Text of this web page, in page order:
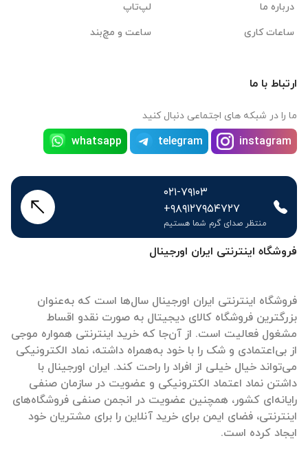
فروشگاه اینترنتی ایران اورجینال
فروشگاه اینترنتی ایران اورجینال سال‌ها است که به‌عنوان
بزرگترین فروشگاه کالای دیجیتال به صورت نقدو اقساط
مشغول فعالیت است. از آن‌جا که خرید اینترنتی همواره موجی
از بی‌اعتمادی و شک را با خود به‌همراه داشته، نماد الکترونیکی
می‌تواند خیال خیلی از افراد را راحت کند. ایران اورجینال با
داشتن نماد اعتماد الکترونیکی و عضویت در سازمان صنفی
رایانه‌ای کشور، همچنین عضویت در انجمن صنفی فروشگاه‌های
اینترنتی، فضای ایمن برای خرید آنلاین را برای مشتریان خود
ایجاد کرده است.
درباره ما
ساعات کاری
لپ‌تاپ
ساعت و مچ‌بند
ارتباط با ما
ما را در شبکه های اجتماعی دنبال کنید
instagram
telegram
whatsapp
۰۲۱-۷۹۱۰۳
+۹۸۹۱۲۷۹۵۴۷۲۷
منتظر صدای گرم شما هستیم